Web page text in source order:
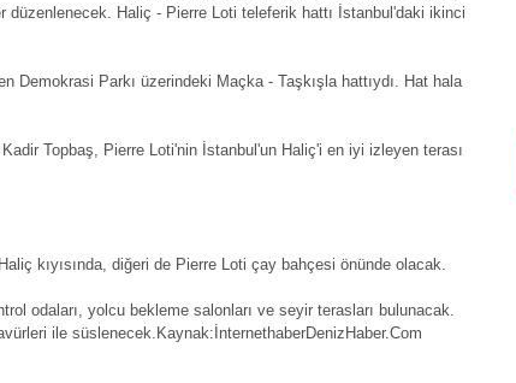
Haliç - Pierre Loti teleferik hattı İstanbul'daki ikinci
Demokrasi Parkı üzerindeki Maçka - Taşkışla hattıydı. Hat hala
Topbaş, Pierre Loti'nin İstanbul'un Haliç'i en iyi izleyen terası
kıyısında, diğeri de Pierre Loti çay bahçesi önünde olacak.
odaları, yolcu bekleme salonları ve seyir terasları bulunacak.
ile süslenecek. Kaynak:İnternethaberDenizHaber.Com